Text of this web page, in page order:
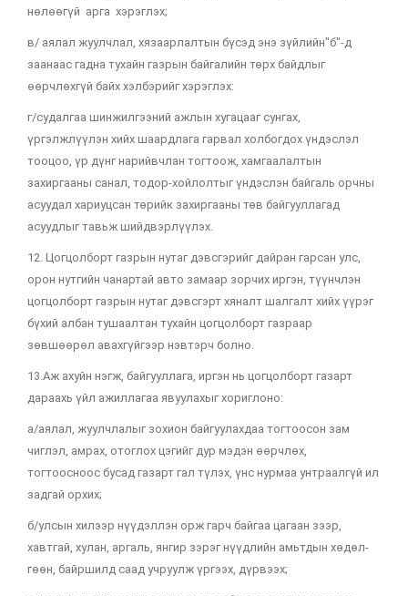
нөлөөгүй арга хэрэглэх;
в/ аялал жуулчлал, хязаарлалтын бүсэд энэ зүйлийн"б"-д
заанаас гадна тухайн газрын байгалийн төрх байдлыг
өөрчлөхгүй байх хэлбэрийг хэрэглэх:
г/судалгаа шинжилгээний ажлын хугацааг сунгах,
үргэлжлүүлэн хийх шаардлага гарвал холбогдох үндэслэл
тооцоо, үр дүнг нарийвчлан тогтоож, хамгаалалтын
захиргааны санал, тодор-хойлолтыг үндэслэн байгаль орчны
асуудал хариуцсан төрийк захиргааны төв байгууллагад
асуудлыг тавьж шийдвэрлүүлэх.
12. Цогцолборт газрын нутаг дэвсгэрийг дайран гарсан улс,
орон нутгийн чанартай авто замаар зорчих иргэн, түүнчлэн
цогцолборт газрын нутаг дэвсгэрт хяналт шалгалт хийх үүрэг
бүхий албан тушаалтан тухайн цогцолборт газраар
зөвшөөрөл авахгүйгээр нэвтэрч болно.
13.Аж ахуйн нэгж, байгууллага, иргэн нь цогцолборт газарт
дараахь үйл ажиллагаа явуулахыг хориглоно:
а/аялал, жуулчлалыг зохион байгуулахдаа тогтоосон зам
чиглэл, амрах, отоглох цэгийг дур мэдэн өөрчлөх,
тогтоосноос бусад газарт гал түлэх, үнс нурмаа унтраалгүй ил
задгай орхих;
б/улсын хилээр нүүдэллэн орж гарч байгаа цагаан зээр,
хавтгай, хулан, аргаль, янгир зэрэг нүүдлийн амьтдын хөдөл-
гөөн, байршилд саад учруулж үргээх, дүрвээх;